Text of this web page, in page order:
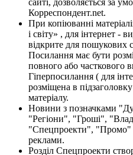
Корреспондент.net.
При копіюванні
і світу» , для інтернет -
відкрите для пошукових
Посилання має бути
повного або часткового
Гіперпосилання ( для
розміщена в
матеріалу.
Новини з позначками
"Регіони", "Гроші",
"Спецпроекти", "Промо"
реклами.
Розділ Спецпроекти